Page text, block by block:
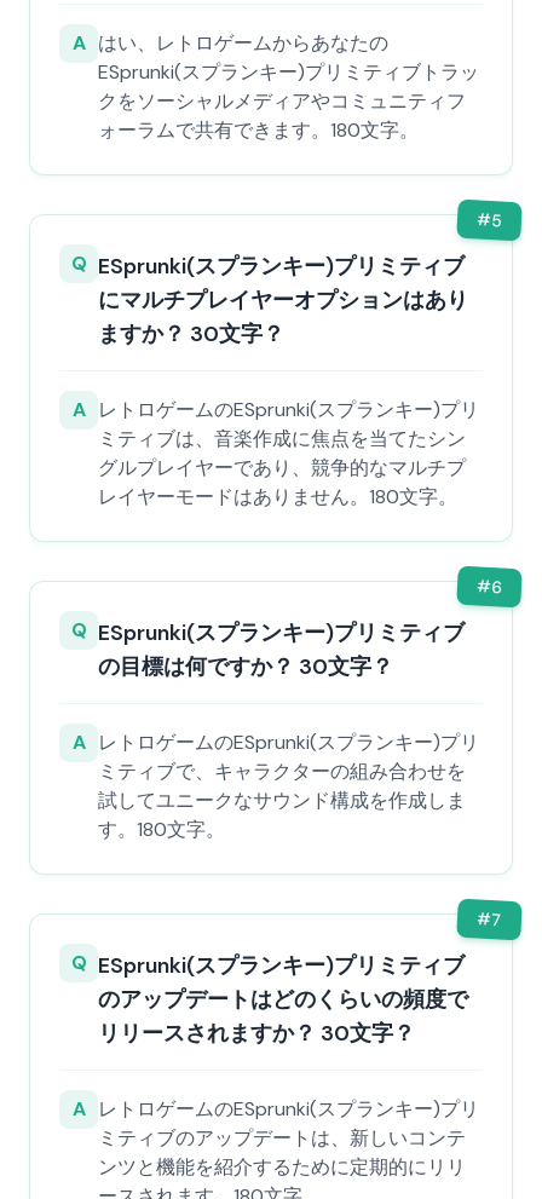
A はい、レトロゲームからあなたの
ESprunki(スプランキー)プリミティブトラッ
クをソーシャルメディアやコミュニティフ
ォーラムで共有できます。180文字。
#5
Q ESprunki(スプランキー)プリミティブ
にマルチプレイヤーオプションはあり
ますか？ 30文字？
A レトロゲームのESprunki(スプランキー)プリ
ミティブは、音楽作成に焦点を当てたシン
グルプレイヤーであり、競争的なマルチプ
レイヤーモードはありません。180文字。
#6
Q ESprunki(スプランキー)プリミティブ
の目標は何ですか？ 30文字？
A レトロゲームのESprunki(スプランキー)プリ
ミティブで、キャラクターの組み合わせを
試してユニークなサウンド構成を作成しま
す。180文字。
#7
Q ESprunki(スプランキー)プリミティブ
のアップデートはどのくらいの頻度で
リリースされますか？ 30文字？
A レトロゲームのESprunki(スプランキー)プリ
ミティブのアップデートは、新しいコンテ
ンツと機能を紹介するために定期的にリリ